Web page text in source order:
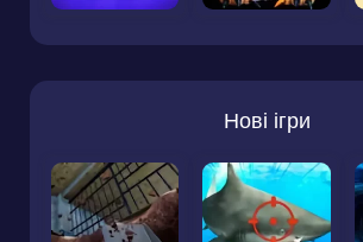
Нові ігри